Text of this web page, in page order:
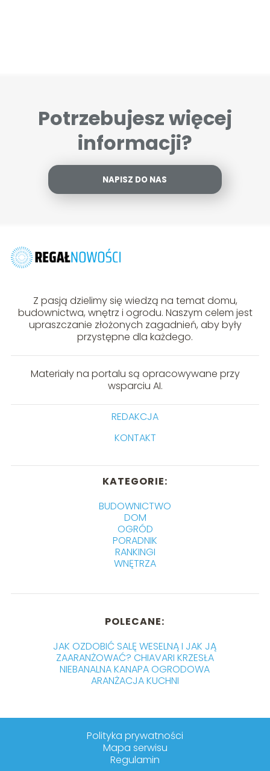
Potrzebujesz więcej
informacji?
NAPISZ DO NAS
Z pasją dzielimy się wiedzą na temat domu,
budownictwa, wnętrz i ogrodu. Naszym celem jest
upraszczanie złożonych zagadnień, aby były
przystępne dla każdego.
Materiały na portalu są opracowywane przy
wsparciu AI.
REDAKCJA
KONTAKT
KATEGORIE:
BUDOWNICTWO
DOM
OGRÓD
PORADNIK
RANKINGI
WNĘTRZA
POLECANE:
JAK OZDOBIĆ SALĘ WESELNĄ I JAK JĄ
ZAARANŻOWAĆ? CHIAVARI KRZESŁA
NIEBANALNA KANAPA OGRODOWA
ARANŻACJA KUCHNI
Polityka prywatności
Mapa serwisu
Regulamin